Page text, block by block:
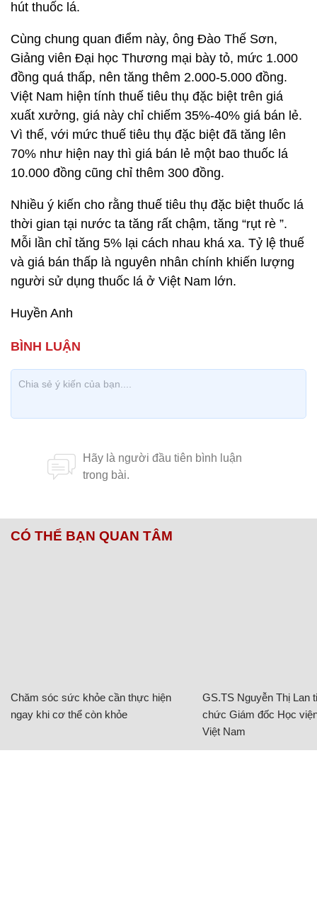
hút thuốc lá.
Cùng chung quan điểm này, ông Đào Thế Sơn,
Giảng viên Đại học Thương mại bày tỏ, mức 1.000
đồng quá thấp, nên tăng thêm 2.000-5.000 đồng.
Việt Nam hiện tính thuế tiêu thụ đặc biệt trên giá
xuất xưởng, giá này chỉ chiếm 35%-40% giá bán lẻ.
Vì thế, với mức thuế tiêu thụ đặc biệt đã tăng lên
70% như hiện nay thì giá bán lẻ một bao thuốc lá
10.000 đồng cũng chỉ thêm 300 đồng.
Nhiều ý kiến cho rằng thuế tiêu thụ đặc biệt thuốc lá
thời gian tại nước ta tăng rất chậm, tăng “rụt rè ”.
Mỗi lần chỉ tăng 5% lại cách nhau khá xa. Tỷ lệ thuế
và giá bán thấp là nguyên nhân chính khiến lượng
người sử dụng thuốc lá ở Việt Nam lớn.
Huyền Anh
CÓ THỂ BẠN QUAN TÂM
Chăm sóc sức khỏe cần thực hiện
ngay khi cơ thể còn khỏe
GS.TS Nguyễn Thị Lan
chức Giám đốc Học
Việt Nam